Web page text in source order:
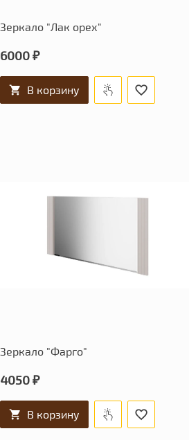
Зеркало "Лак орех"
6000 ₽
В корзину
Зеркало "Фарго"
4050 ₽
В корзину